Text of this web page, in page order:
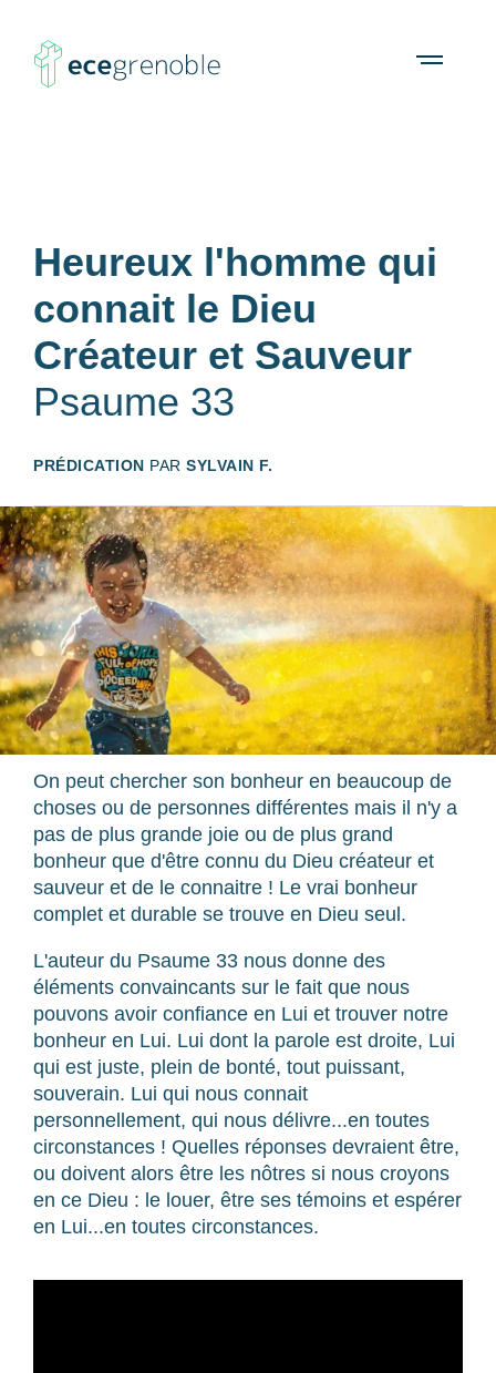
ECE
À propos Agenda RessourcesOpen
Heureux l'homme qui
connait le Dieu
Créateur et Sauveur
Psaume 33
PRÉDICATION PAR SYLVAIN F.
On peut chercher son bonheur en beaucoup de
choses ou de personnes différentes mais il n'y a
pas de plus grande joie ou de plus grand
bonheur que d'être connu du Dieu créateur et
sauveur et de le connaitre ! Le vrai bonheur
complet et durable se trouve en Dieu seul.
L'auteur du Psaume 33 nous donne des
éléments convaincants sur le fait que nous
pouvons avoir confiance en Lui et trouver notre
bonheur en Lui. Lui dont la parole est droite, Lui
qui est juste, plein de bonté, tout puissant,
souverain. Lui qui nous connait
personnellement, qui nous délivre...en toutes
circonstances ! Quelles réponses devraient être,
ou doivent alors être les nôtres si nous croyons
en ce Dieu : le louer, être ses témoins et espérer
en Lui...en toutes circonstances.